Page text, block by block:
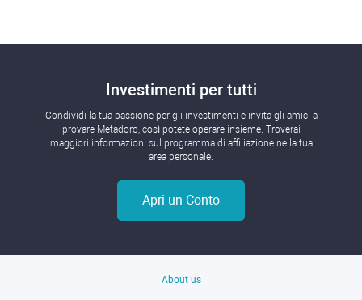
Investimenti per tutti
Condividi la tua passione per gli investimenti e invita gli amici a
provare Metadoro, così potete operare insieme. Troverai
maggiori informazioni sul programma di affiliazione nella tua
area personale.
Apri un Conto
About us